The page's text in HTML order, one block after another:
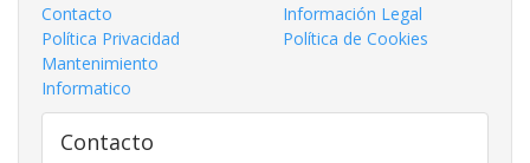
Contacto
Información Legal
Política Privacidad
Política de Cookies
Mantenimiento
Informatico
Contacto